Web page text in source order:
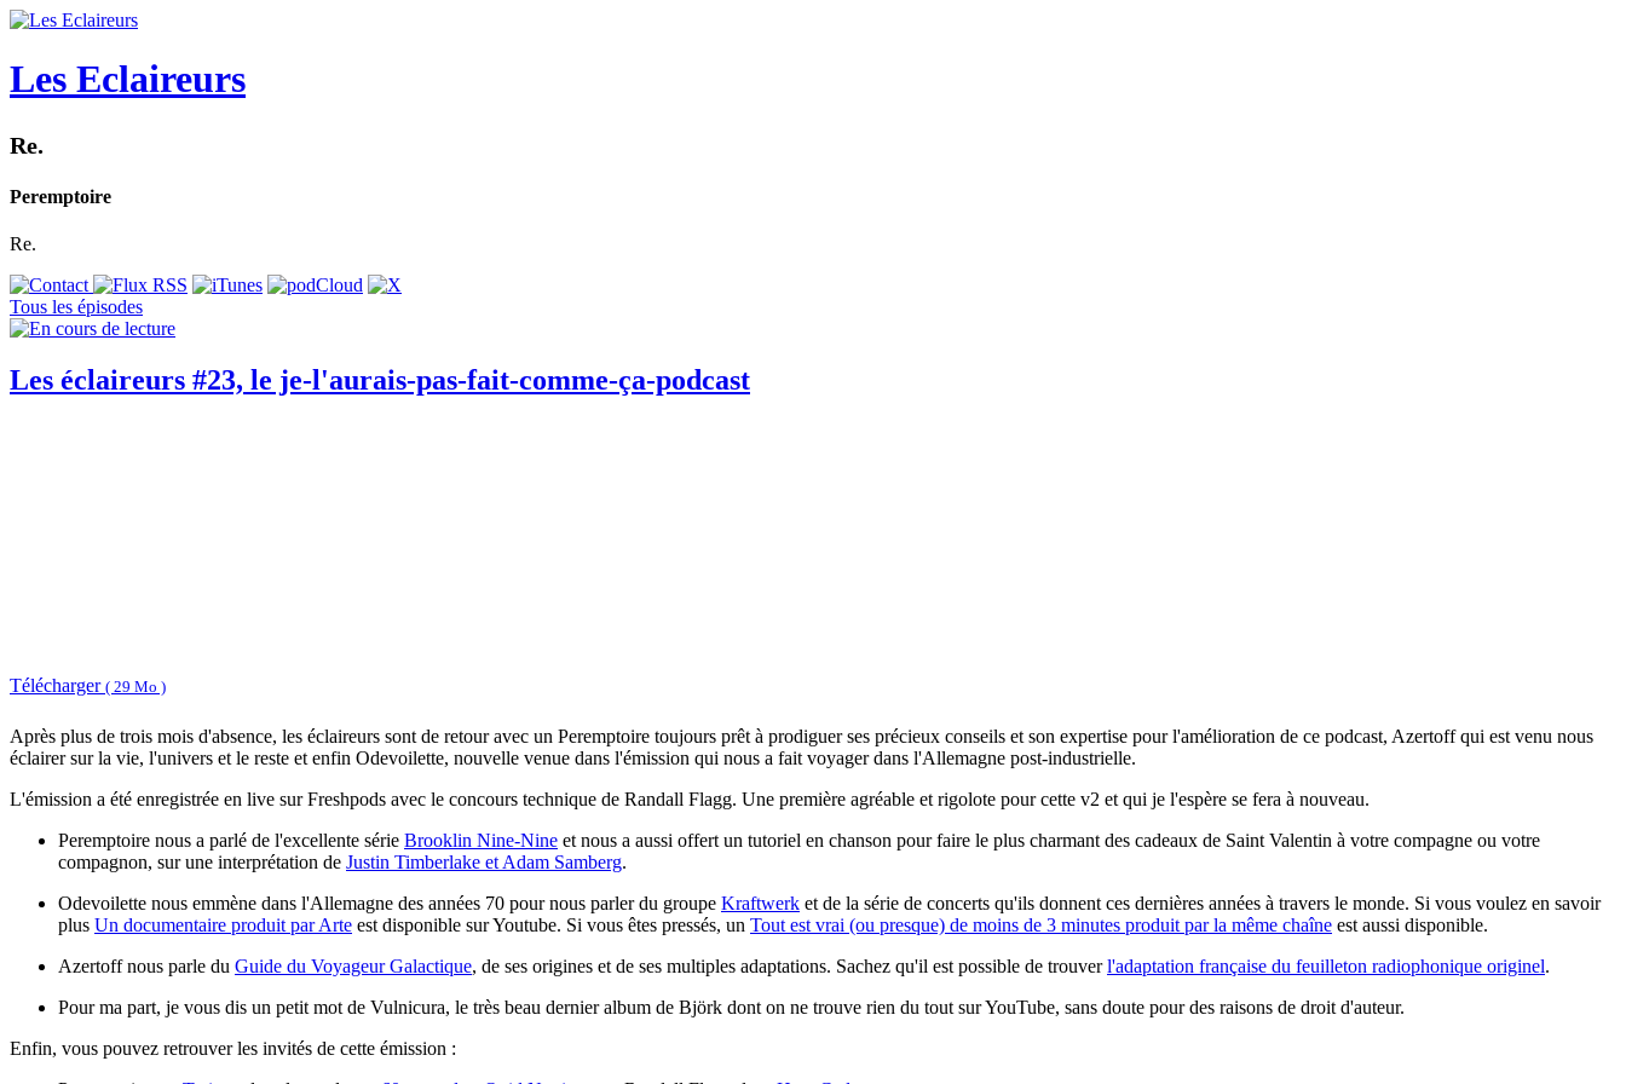
Les Eclaireurs
Re.
Peremptoire
Re.
Tous les épisodes
Les éclaireurs #23, le je-l'aurais-pas-fait-comme-ça-podcast
Télécharger ( 29 Mo )
Après plus de trois mois d'absence, les éclaireurs sont de retour avec un Peremptoire toujours prêt à prodiguer ses précieux conseils et son expertise pour l'amélioration de ce podcast, Azertoff qui est venu nous
éclairer sur la vie, l'univers et le reste et enfin Odevoilette, nouvelle venue dans l'émission qui nous a fait voyager dans l'Allemagne post-industrielle.
L'émission a été enregistrée en live sur Freshpods avec le concours technique de Randall Flagg. Une première agréable et rigolote pour cette v2 et qui je l'espère se fera à nouveau.
Peremptoire nous a parlé de l'excellente série Brooklin Nine-Nine et nous a aussi offert un tutoriel en chanson pour faire le plus charmant des cadeaux de Saint Valentin à votre compagne ou votre
compagnon, sur une interprétation de Justin Timberlake et Adam Samberg.
Odevoilette nous emmène dans l'Allemagne des années 70 pour nous parler du groupe Kraftwerk et de la série de concerts qu'ils donnent ces dernières années à travers le monde. Si vous voulez en savoir
plus Un documentaire produit par Arte est disponible sur Youtube. Si vous êtes pressés, un Tout est vrai (ou presque) de moins de 3 minutes produit par la même chaîne est aussi disponible.
Azertoff nous parle du Guide du Voyageur Galactique, de ses origines et de ses multiples adaptations. Sachez qu'il est possible de trouverl'adaptation française du feuilleton radiophonique originel.
Pour ma part, je vous dis un petit mot de Vulnicura, le très beau dernier album de Björk dont on ne trouve rien du tout sur YouTube, sans doute pour des raisons de droit d'auteur.
Enfin, vous pouvez retrouver les invités de cette émission :